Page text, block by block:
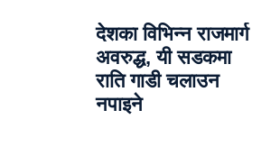
देशका विभिन्न राजमार्ग
अवरुद्ध, यी सडकमा
राति गाडी चलाउन
नपाइने